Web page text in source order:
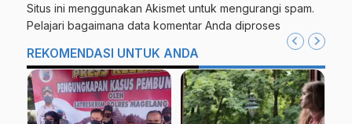
Situs ini menggunakan Akismet untuk mengurangi spam.
Pelajari bagaimana data komentar Anda diproses
REKOMENDASI UNTUK ANDA